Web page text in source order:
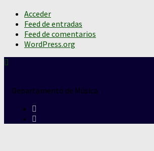
Acceder
Feed de entradas
Feed de comentarios
WordPress.org
Departamento de Música